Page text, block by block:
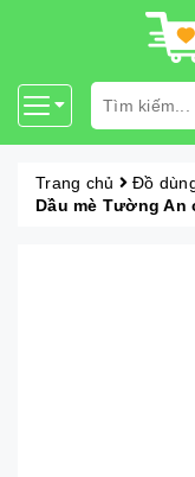
Trang chủ
Đồ
Dầu mè Tường An